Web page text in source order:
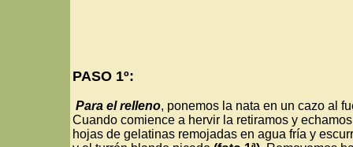
PASO 1º:
Para el relleno, ponemos la nata en un cazo al
Cuando comience a hervir la retiramos y
hojas de gelatinas remojadas en agua fría y